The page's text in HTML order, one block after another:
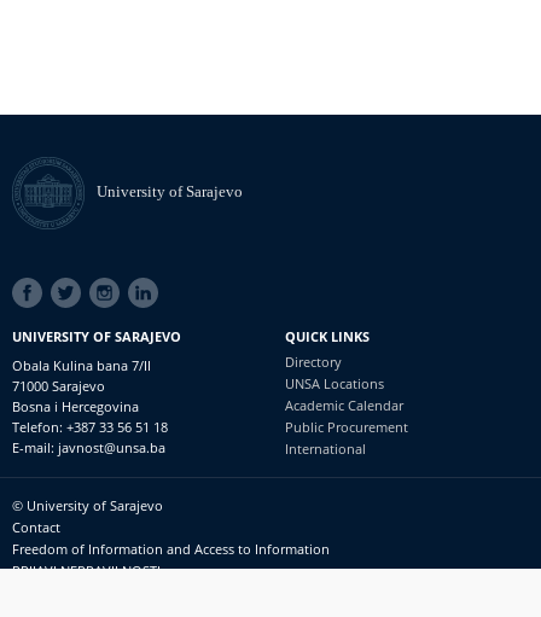
University of Sarajevo
SOCIAL
LINKS
UNIVERSITY OF SARAJEVO
Obala Kulina bana 7/II
71000 Sarajevo
Bosna i Hercegovina
Telefon: +387 33 56 51 18
E-mail: javnost@unsa.ba
QUICK LINKS
Directory
UNSA Locations
Academic Calendar
Public Procurement
International
Footer
meni
© University of Sarajevo
Contact
Freedom of Information and Access to Information
PRIJAVI NEPRAVILNOSTI